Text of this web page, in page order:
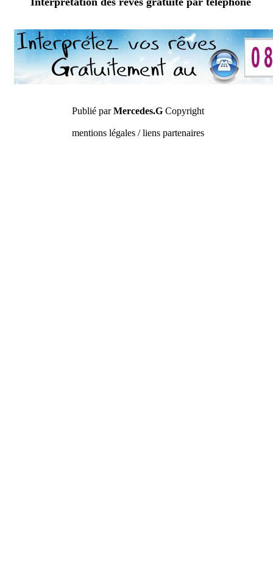
Publié parMercedes.GCopyright
mentions légales / liens partenaires